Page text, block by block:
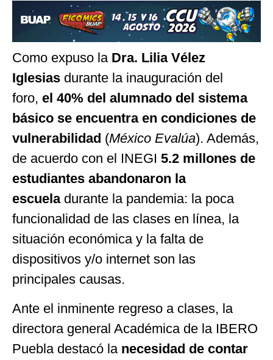
Como expuso la Dra. Lilia Vélez
Iglesias durante la inauguración del
foro, el 40% del alumnado del sistema
básico se encuentra en condiciones de
vulnerabilidad (México Evalúa). Además,
de acuerdo con el INEGI 5.2 millones de
estudiantes abandonaron la
escueladurante la pandemia: la poca
funcionalidad de las clases en línea, la
situación económica y la falta de
dispositivos y/o internet son las
principales causas.
Ante el inminente regreso a clases, la
directora general Académica de la IBERO
Puebla destacó la necesidad de contar